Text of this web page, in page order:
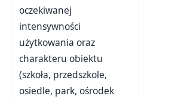
oczekiwanej
intensywności
użytkowania oraz
charakteru obiektu
(szkoła, przedszkole,
osiedle, park, ośrodek